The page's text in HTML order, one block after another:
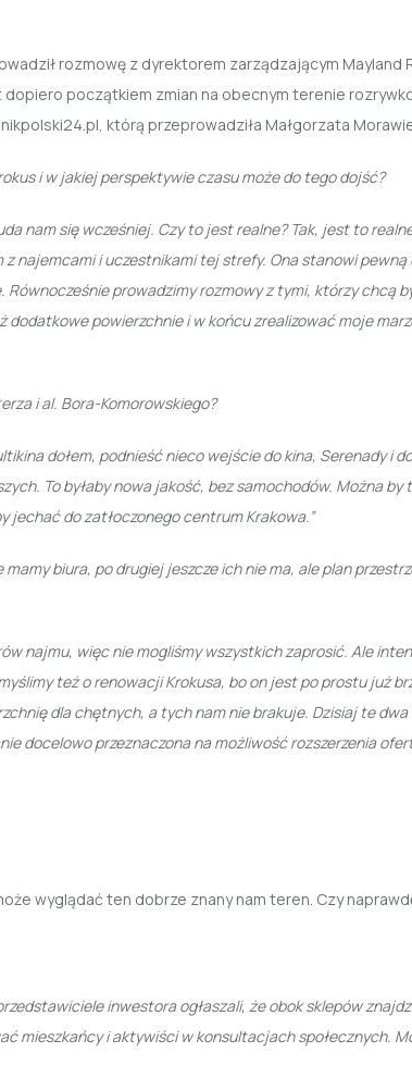
rozmowę z dyrektorem zarządzającym Mayland
początkiem zmian na obecnym terenie
którą przeprowadziła Małgorzata
i w jakiej perspektywie czasu może do tego dojść?
nam się wcześniej. Czy to jest realne? Tak, jest to
najemcami i uczestnikami tej strefy. Ona stanowi pewną
Równocześnie prowadzimy rozmowy z tymi, którzy chcą
dodatkowe powierzchnie i w końcu zrealizować moje
i al. Bora-Komorowskiego?
dołem, podnieść nieco wejście do kina, Serenady i
To byłaby nowa jakość, bez samochodów. Można
jechać do zatłoczonego centrum Krakowa.”
biura, po drugiej jeszcze ich nie ma, ale plan
najmu, więc nie mogliśmy wszystkich zaprosić. Ale
też o renowacji Krokusa, bo on jest po prostu już
dla chętnych, a tych nam nie brakuje. Dzisiaj te
docelowo przeznaczona na możliwość rozszerzenia
wyglądać ten dobrze znany nam teren. Czy
inwestora ogłaszali, że obok sklepów
mieszkańcy i aktywiści w konsultacjach społecznych.